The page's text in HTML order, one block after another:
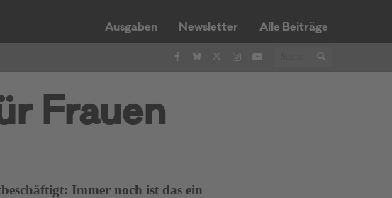
Ausgaben Newsletter Alle Beiträge
Frauen
Immer noch ist das ein